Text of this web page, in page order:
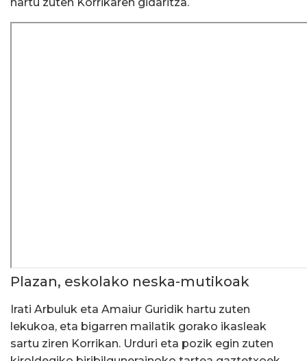
hartu zuten Korrikaren gidaritza.
Plazan, eskolako neska-mutikoak
Irati Arbuluk eta Amaiur Guridik hartu zuten
lekukoa, eta bigarren mailatik gorako ikasleak
sartu ziren Korrikan. Urduri eta pozik egin zuten